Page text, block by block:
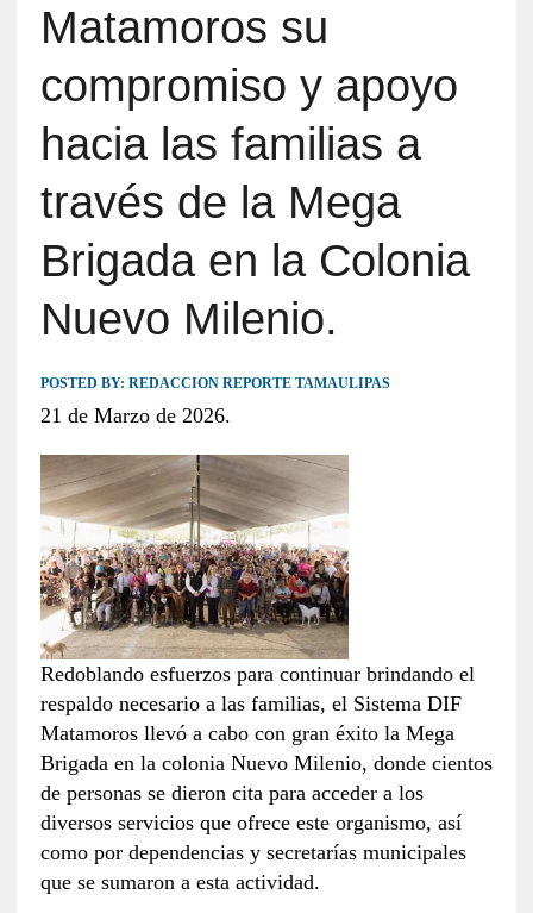
Matamoros su
compromiso y apoyo
hacia las familias a
través de la Mega
Brigada en la Colonia
Nuevo Milenio.
POSTED BY: REDACCION REPORTE TAMAULIPAS
21 de Marzo de 2026.
Redoblando esfuerzos para continuar brindando el
respaldo necesario a las familias, el Sistema DIF
Matamoros llevó a cabo con gran éxito la Mega
Brigada en la colonia Nuevo Milenio, donde cientos
de personas se dieron cita para acceder a los
diversos servicios que ofrece este organismo, así
como por dependencias y secretarías municipales
que se sumaron a esta actividad.